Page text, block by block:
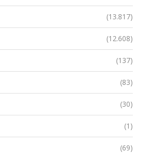
(13.817)
(12.608)
(137)
(83)
(30)
(1)
(69)